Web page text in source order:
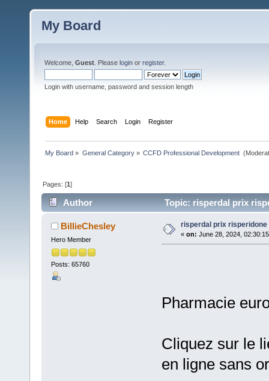
My Board
Welcome, Guest . Please login or register.
Login with username, password and session length
Home Help Search Login Register
My Board » General Category» CCFD Professional Development
Pages: [1]
Author Topic: risperdal prix
BillieChesley
Hero Member
Posts: 65760
risperdal prix risperidone
« on: June 28, 2024,
Pharmacie
Cliquez sur le
en ligne sans